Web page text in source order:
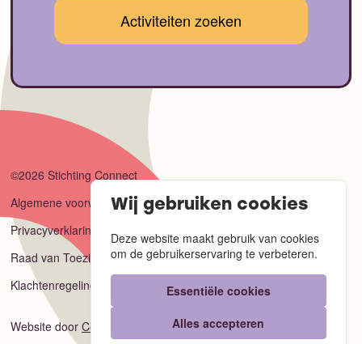
©2026 Stichting Connect
Algemene voorwaarden
Privacyverklaring
Raad van Toezicht
Klachtenregeling
Website door Code Blauw
Wij gebruiken cookies
Deze website maakt gebruik van cookies
om de gebruikerservaring te verbeteren.
Essentiële cookies
Alles accepteren